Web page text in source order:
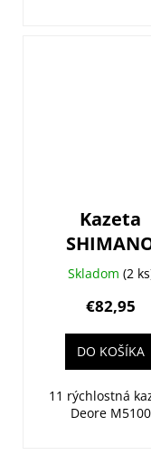
Kazeta
Deore
11-51z.
Skladom (2
€82,95
DO KOŠÍKA
11 rýchlostná
Deore M5100